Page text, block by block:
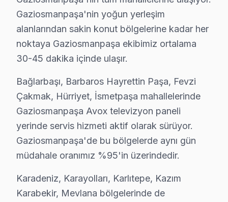
Avox TV Arızası: Gaziosmanpaşa'de Ne
Gaziosmanpaşa'de Avox TV arızasında
Avox TV Servis Kapsamı
✓ 15+ Yıl Deneyim
✓ Yazılı Garanti Belgesi
✓ Orijinal Yedek Parça
✓ Ücretsiz Arıza Tespiti
Gaziosmanpaşa, İstanbul'un köklü ilçelerinden biri olup
Gaziosmanpaşa'nin yoğun yerleşim
alanlarından sakin konut bölgelerine kadar her
noktaya Gaziosmanpaşa ekibimiz ortalama
30-45 dakika içinde ulaşır.
Bağlarbaşı, Barbaros Hayrettin Paşa, Fevzi
Çakmak, Hürriyet, İsmetpaşa mahallelerinde
Gaziosmanpaşa Avox televizyon paneli
yerinde servis hizmeti aktif olarak sürüyor.
Gaziosmanpaşa'de bu bölgelerde aynı gün
müdahale oranımız %95'in üzerindedir.
Karadeniz, Karayolları, Karlıtepe, Kazım
Karabekir, Mevlana bölgelerinde de